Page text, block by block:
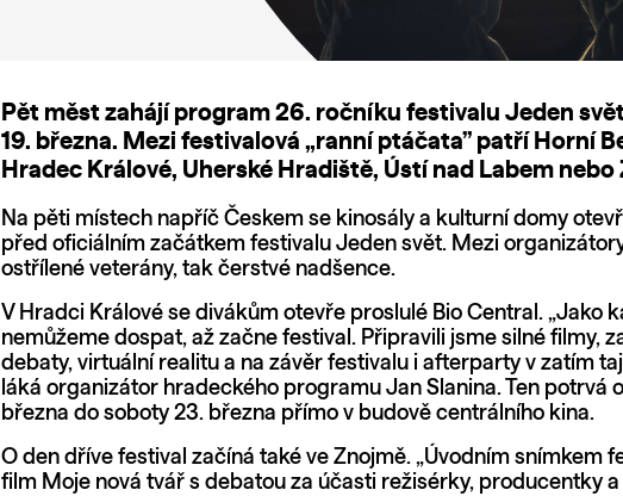
Pět měst zahájí program 26. ročníku festivalu Jeden
19. března. Mezi festivalová „ranní ptáčata” patří Horní
Hradec Králové, Uherské Hradiště, Ústí nad Labem nebo
Na pěti místech napříč Českem se kinosály a kulturní domy
před oficiálním začátkem festivalu Jeden svět. Mezi
ostřílené veterány, tak čerstvé nadšence.
V Hradci Králové se divákům otevře proslulé Bio Central. „Jako
nemůžeme dospat, až začne festival. Připravili jsme silné filmy,
debaty, virtuální realitu a na závěr festivalu i afterparty v zatím
láká organizátor hradeckého programu Jan Slanina. Ten potrvá
března do soboty 23. března přímo v budově centrálního kina.
O den dříve festival začíná také ve Znojmě. „Úvodním snímkem
film Moje nová tvář s debatou za účasti režisérky, producentky